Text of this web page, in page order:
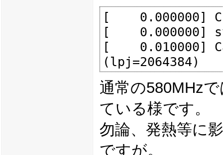
[    0.000000]
[    0.000000]
[    0.010000]
通常の580MHz
ている様です。
勿論、発熱等に
ですが。